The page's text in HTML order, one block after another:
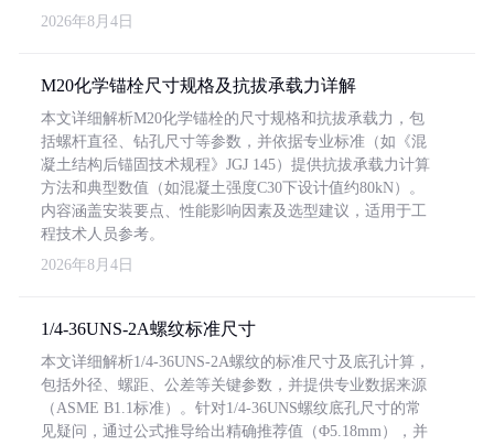
2026年8月4日
M20化学锚栓尺寸规格及抗拔承载力详解
本文详细解析M20化学锚栓的尺寸规格和抗拔承载力，包
括螺杆直径、钻孔尺寸等参数，并依据专业标准（如《混
凝土结构后锚固技术规程》JGJ 145）提供抗拔承载力计算
方法和典型数值（如混凝土强度C30下设计值约80kN）。
内容涵盖安装要点、性能影响因素及选型建议，适用于工
程技术人员参考。
2026年8月4日
1/4-36UNS-2A螺纹标准尺寸
本文详细解析1/4-36UNS-2A螺纹的标准尺寸及底孔计算，
包括外径、螺距、公差等关键参数，并提供专业数据来源
（ASME B1.1标准）。针对1/4-36UNS螺纹底孔尺寸的常
见疑问，通过公式推导给出精确推荐值（Φ5.18mm），并